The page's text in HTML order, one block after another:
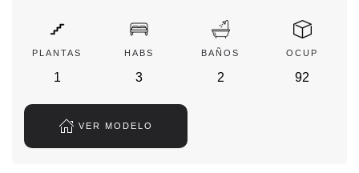
PLANTAS
1
HABS
3
BAÑOS
2
OCUP
92
VER MODELO